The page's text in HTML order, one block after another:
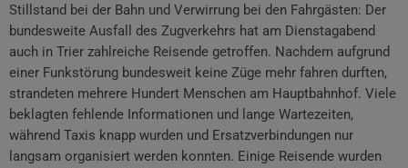
Stillstand bei der Bahn und Verwirrung bei den Fahrgästen: Der
bundesweite Ausfall des Zugverkehrs hat am Dienstagabend
auch in Trier zahlreiche Reisende getroffen. Nachdem aufgrund
einer Funkstörung bundesweit keine Züge mehr fahren durften,
strandeten mehrere Hundert Menschen am Hauptbahnhof. Viele
beklagten fehlende Informationen und lange Wartezeiten,
während Taxis knapp wurden und Ersatzverbindungen nur
langsam organisiert werden konnten. Einige Reisende wurden